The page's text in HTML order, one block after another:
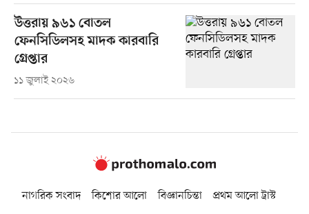
উত্তরায় ৯৬১ বোতল
ফেনসিডিলসহ মাদক কারবারি
গ্রেপ্তার
১১ জুলাই ২০২৬
নাগরিক সংবাদ কিশোর আলো বিজ্ঞানচিন্তা
প্রথম আলো ট্রাস্ট